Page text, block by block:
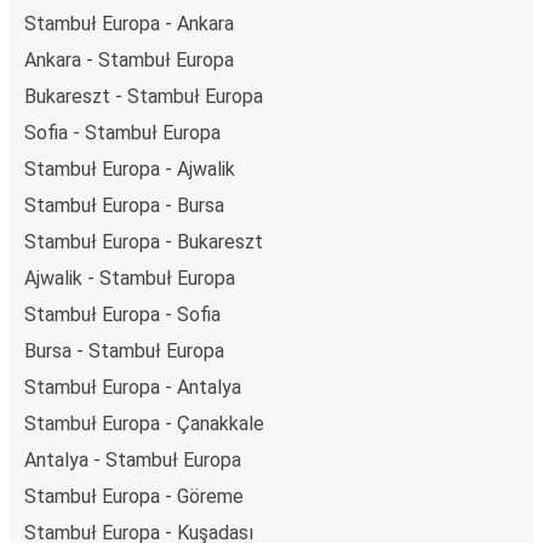
flocie autobusów, wykorzystując alternatywne
technologie napędu i paliwa oraz oferując wszystkim
pasażerom możliwość zrekompensowania emisji
Średni kosztpodróży autobusem na trasie Stambuł
Europa - Warszawa to644,70 zł
autobusem jest znacznie tańsza od innych środków
transportu.
Podróż z: Stambuł Europa
Stambuł Europa: podróżujesz z tego miasta i nie znasz go
zbyt dobrze? Oto wszystko, co musisz wiedzieć.
Stambuł Europa jest węzłem komunikacyjnym z
innych miast i codziennie zabiera podróżujących na
przejazdy krajowe i zagraniczne.
Miejsce przyjazdu: Warszawa
Stambuł Europa - Ankara
Ankara - Stambuł Europa
Bukareszt - Stambuł Europa
Sofia - Stambuł Europa
Stambuł Europa - Ajwalik
Stambuł Europa - Bursa
Stambuł Europa - Bukareszt
Ajwalik - Stambuł Europa
Stambuł Europa - Sofia
Bursa - Stambuł Europa
Stambuł Europa - Antalya
Stambuł Europa - Çanakkale
Antalya - Stambuł Europa
Stambuł Europa - Göreme
Stambuł Europa - Kuşadası